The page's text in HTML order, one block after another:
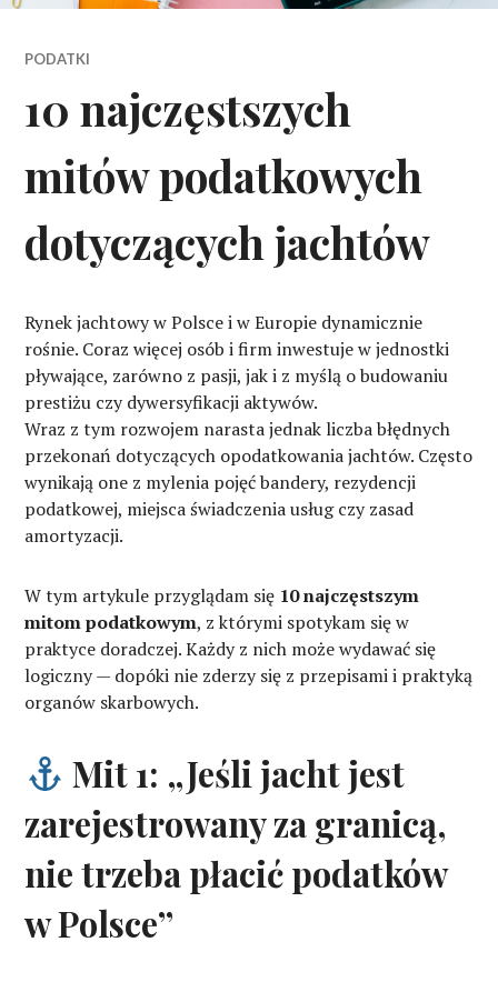
PODATKI
10 najczęstszych
mitów podatkowych
dotyczących jachtów
Rynek jachtowy w Polsce i w Europie dynamicznie
rośnie. Coraz więcej osób i firm inwestuje w jednostki
pływające, zarówno z pasji, jak i z myślą o budowaniu
prestiżu czy dywersyfikacji aktywów.
Wraz z tym rozwojem narasta jednak liczba błędnych
przekonań dotyczących opodatkowania jachtów. Często
wynikają one z mylenia pojęć bandery, rezydencji
podatkowej, miejsca świadczenia usług czy zasad
amortyzacji.
W tym artykule przyglądam się 10 najczęstszym
mitom podatkowym, z którymi spotykam się w
praktyce doradczej. Każdy z nich może wydawać się
logiczny — dopóki nie zderzy się z przepisami i praktyką
organów skarbowych.
Mit 1: „Jeśli jacht jest
zarejestrowany za granicą,
nie trzeba płacić podatków
w Polsce”